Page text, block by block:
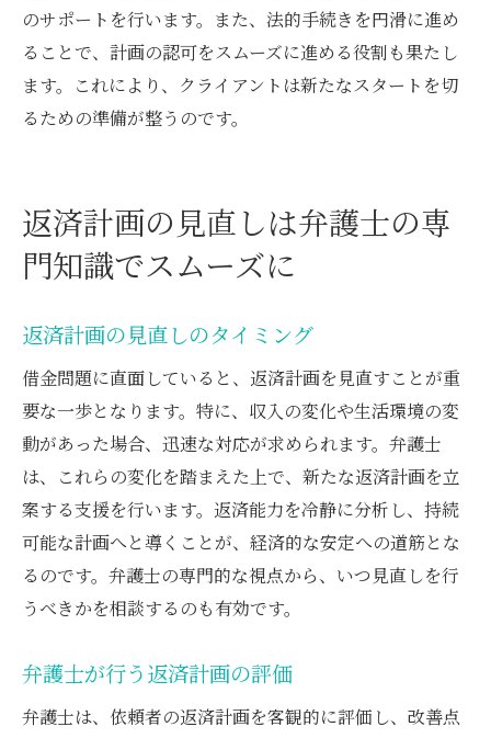
のサポートを行います。また、法的手続きを円滑に進め
ることで、計画の認可をスムーズに進める役割も果たし
ます。これにより、クライアントは新たなスタートを切
るための準備が整うのです。
返済計画の見直しは弁護士の専
門知識でスムーズに
返済計画の見直しのタイミング
借金問題に直面していると、返済計画を見直すことが重
要な一歩となります。特に、収入の変化や生活環境の変
動があった場合、迅速な対応が求められます。弁護士
は、これらの変化を踏まえた上で、新たな返済計画を立
案する支援を行います。返済能力を冷静に分析し、持続
可能な計画へと導くことが、経済的な安定への道筋とな
るのです。弁護士の専門的な視点から、いつ見直しを行
うべきかを相談するのも有効です。
弁護士が行う返済計画の評価
弁護士は、依頼者の返済計画を客観的に評価し、改善点